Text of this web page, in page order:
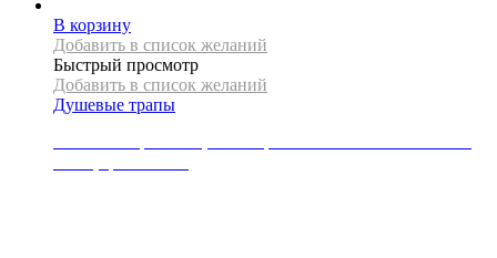
В корзину
Добавить в список желаний
Быстрый просмотр
Добавить в список желаний
Душевые трапы